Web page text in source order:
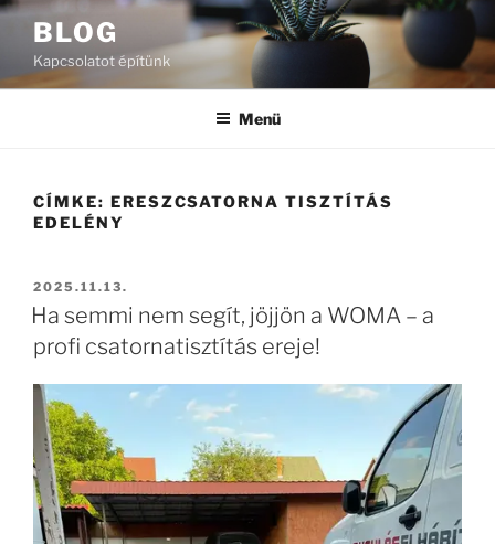
Tartalomhoz
BLOG
Kapcsolatot építünk
Menü
CÍMKE: ERESZCSATORNA TISZTÍTÁS
EDELÉNY
BEKÜLDVE:
2025.11.13.
Ha semmi nem segít, jöjjön a WOMA – a
profi csatornatisztítás ereje!